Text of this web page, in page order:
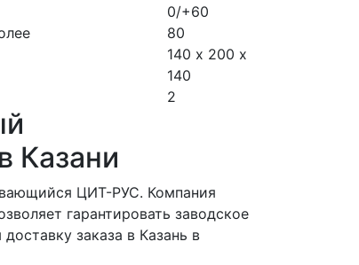
0/+60
80
140 х 200 х
140
2
Казани
ЦИТ-РУС. Компания
гарантировать заводское
заказа в Казань в